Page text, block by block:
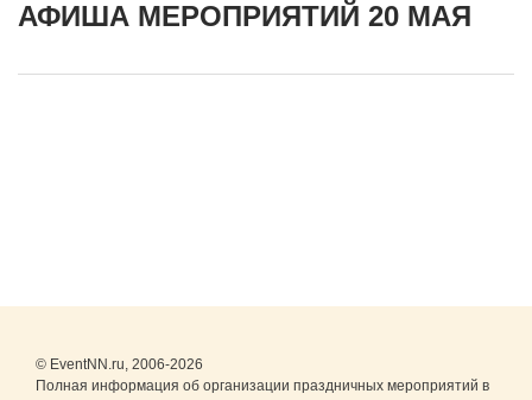
АФИША МЕРОПРИЯТИЙ 20 МАЯ
© EventNN.ru, 2006-2026
Полная информация об организации праздничных мероприятий в